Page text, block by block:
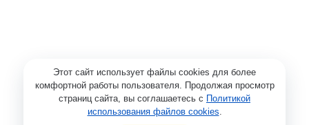
Этот сайт использует файлы cookies для более
комфортной работы пользователя. Продолжая просмотр
страниц сайта, вы соглашаетесь с Политикой
использования файлов cookies.